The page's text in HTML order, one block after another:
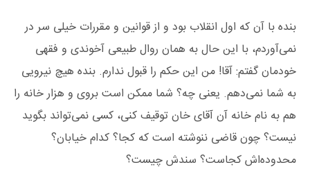
بنده با آن که اول انقلاب بود و از قوانین و مقررات خیلی سر در
نمی‌آوردم، با این حال به همان روال طبیعی آخوندی و فقهی
خودمان گفتم: آقا! من این حکم را قبول ندارم. بنده هیچ نیرویی
به شما نمی‌دهم. یعنی چه؟ شما ممکن است بروی و هزار خانه را
هم به نام خانه آن آقای خان توقیف کنی، کسی نمی‌تواند بگوید
نیست؟ چون قاضی ننوشته است که کجا؟ کدام خیابان؟
محدوده‌اش کجاست؟ سندش چیست؟